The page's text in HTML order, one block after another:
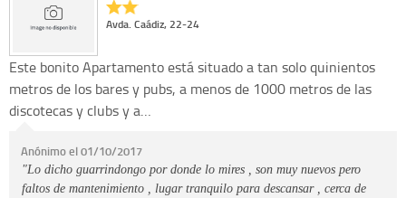
Avda. Caádiz, 22-24
Este bonito Apartamento está situado a tan solo quinientos
metros de los bares y pubs, a menos de 1000 metros de las
discotecas y clubs y a…
Anónimo el 01/10/2017
"Lo dicho guarrindongo por donde lo mires , son muy nuevos pero
faltos de mantenimiento , lugar tranquilo para descansar , cerca de